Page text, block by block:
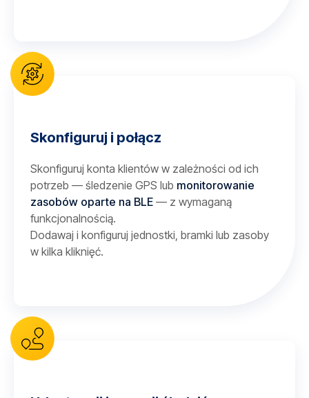
Skonfiguruj i połącz
Skonfiguruj konta klientów w zależności od ich
potrzeb — śledzenie GPS lub monitorowanie
zasobów oparte na BLE — z wymaganą
funkcjonalnością.
Dodawaj i konfiguruj jednostki, bramki lub zasoby
w kilka kliknięć.